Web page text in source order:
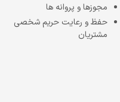
مجوزها و پروانه ها
حفظ و رعایت حریم شخصی
مشتریان